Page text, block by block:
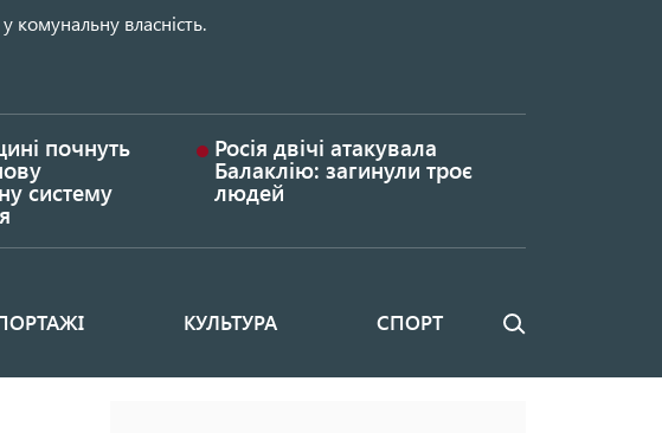
комунальну власність.
почнуть
систему
Росія двічі атакувала
Балаклію: загинули троє
людей
КУЛЬТУРА СПОРТ Пошук